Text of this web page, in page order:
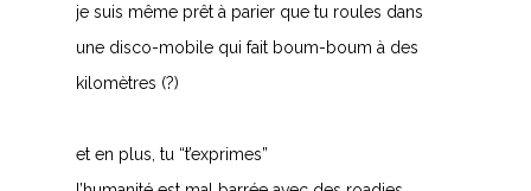
je suis même prêt à parier que tu roules dans
une disco-mobile qui fait boum-boum à des
kilomètres (?)
et en plus, tu “t’exprimes”